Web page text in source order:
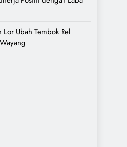
Ubah Tembok Rel